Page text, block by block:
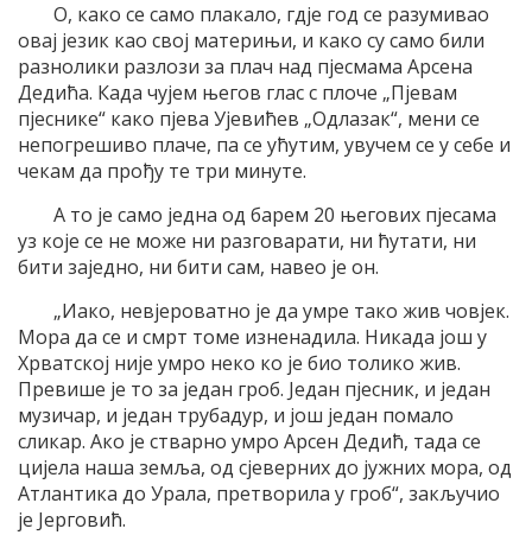
О, како се само плакало, гдје год се разумивао
овај језик као свој материњи, и како су само били
разнолики разлози за плач над пјесмама Арсена
Дедића. Када чујем његов глас с плоче „Пјевам
пјеснике“ како пјева Ујевићев „Одлазак“, мени се
непогрешиво плаче, па се ућутим, увучем се у себе и
чекам да прођу те три минуте.
А то је само једна од барем 20 његових пјесама
уз које се не може ни разговарати, ни ћутати, ни
бити заједно, ни бити сам, навео је он.
„Иако, невјероватно је да умре тако жив човјек.
Мора да се и смрт томе изненадила. Никада још у
Хрватској није умро неко ко је био толико жив.
Превише је то за један гроб. Један пјесник, и један
музичар, и један трубадур, и још један помало
сликар. Ако је стварно умро Арсен Дедић, тада се
цијела наша земља, од сјеверних до јужних мора, од
Атлантика до Урала, претворила у гроб“, закључио
је Јерговић.